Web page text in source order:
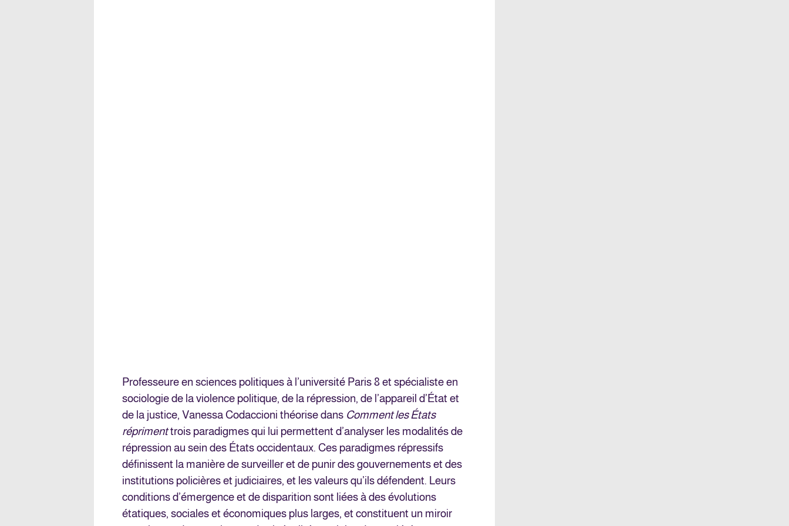
Professeure en sciences politiques à l’université Paris 8 et spécialiste en
sociologie de la violence politique, de la répression, de l’appareil d’État et
de la justice, Vanessa Codaccioni théorise dans Comment les États
réprimenttrois paradigmes qui lui permettent d’analyser les modalités de
répression au sein des États occidentaux. Ces paradigmes répressifs
définissent la manière de surveiller et de punir des gouvernements et des
institutions policières et judiciaires, et les valeurs qu’ils défendent. Leurs
conditions d’émergence et de disparition sont liées à des évolutions
étatiques, sociales et économiques plus larges, et constituent un miroir